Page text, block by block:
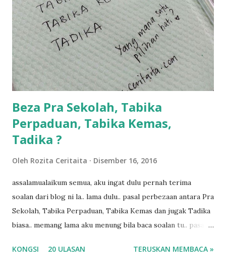
dalam... dan kebiasanya bagi anak 4 macam kami ni bahagi-
bahagi lah siapa nak pimpin siapa... dan biasanya aku akan
dukung adik hadi sambil pimpin kakak husna... yang abg
ngah dengan abg long terserah pada shah la pulak.. tapi
kalau ikut anak-anak semua nak ummi pimpin... ajer rebeh
ba...
Beza Pra Sekolah, Tabika
Perpaduan, Tabika Kemas,
Tadika ?
Oleh Rozita Ceritaita Disember 16, 2016
assalamualaikum semua, aku ingat dulu pernah terima
soalan dari blog ni la.. lama dulu.. pasal perbezaan antara Pra
Sekolah, Tabika Perpaduan, Tabika Kemas dan jugak Tadika
biasa.. memang lama aku menung bila baca soalan tu.. pasal
ko.. masa tu aku baru je ada anak sorang dan aku hentam je
KONGSI 20 ULASAN TERUSKAN MEMBACA »